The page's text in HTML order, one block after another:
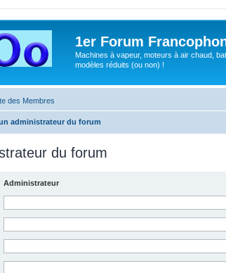
1er Forum
Machines à vapeur, moteurs à air chaud,
modèles réduits (ou non) !
des Membres
administrateur du forum
du forum
Administrateur